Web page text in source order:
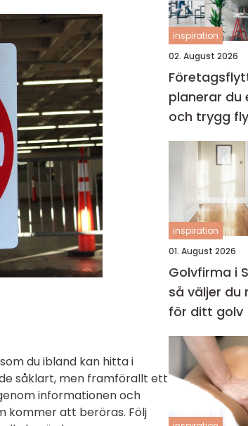
du ibland kan hitta i
såklart, men framförallt ett
informationen och
kommer att beröras. Följ
inspiration
02. August 2026
Företagsflytt
planerar du
och trygg
inspiration
01. August 2026
Golvfirma i
så väljer du
för ditt golv